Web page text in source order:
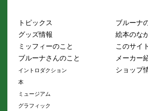
トピックス
グッズ情報
ミッフィーのこと
ブルーナさんのこと
イントロダクション
本
ミュージアム
グラフィック
ブルーナ
絵本のな
このサイ
メーカー
ショップ